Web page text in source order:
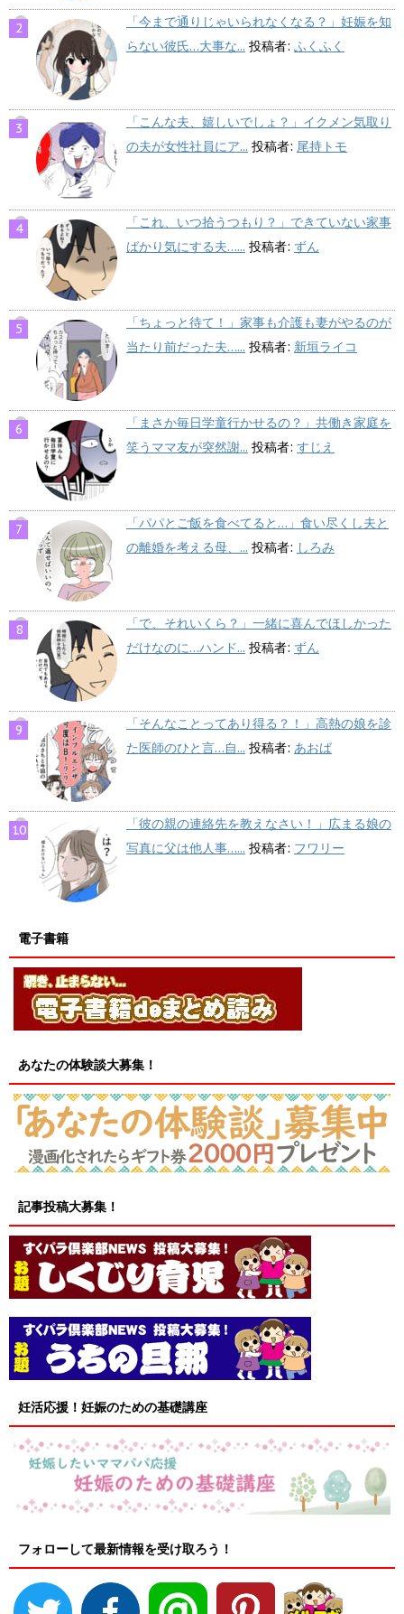
「今まで通りじゃいられなくなる？」妊娠を知
らない彼氏…大事な... 投稿者: ふくふく
「こんな夫、嬉しいでしょ？」イクメン気取り
の夫が女性社員にア... 投稿者: 尾持トモ
「これ、いつ拾うつもり？」できていない家事
ばかり気にする夫…... 投稿者: ずん
「ちょっと待て！」家事も介護も妻がやるのが
当たり前だった夫…... 投稿者: 新垣ライコ
「まさか毎日学童行かせるの？」共働き家庭を
笑うママ友が突然謝... 投稿者: すじえ
「パパとご飯を食べてると…」食い尽くし夫と
の離婚を考える母、... 投稿者: しろみ
「で、それいくら？」一緒に喜んでほしかった
だけなのに…ハンド... 投稿者: ずん
「そんなことってあり得る？！」高熱の娘を診
た医師のひと言…自... 投稿者: あおば
「彼の親の連絡先を教えなさい！」広まる娘の
写真に父は他人事…... 投稿者: フワリー
電子書籍
あなたの体験談大募集！
記事投稿大募集！
妊活応援！妊娠のための基礎講座
フォローして最新情報を受け取ろう！